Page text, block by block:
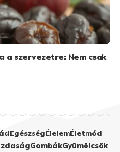
a szervezetre: Nem csak
EgészségÉlelemÉletmód
GombákGyümölcsök